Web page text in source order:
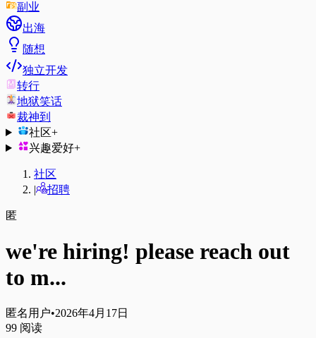
副业
出海
随想
独立开发
转行
地狱笑话
裁神到
社区+
兴趣爱好+
社区
|
招聘
匿
we're hiring! please reach out
to m...
匿名用户•2026年4月17日
99 阅读